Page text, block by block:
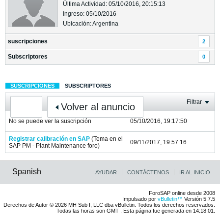
Última Actividad: 05/10/2016, 20:15:13
Ingreso: 05/10/2016
Ubicación: Argentina
suscripciones 2
Subscriptores 0
SUSCRIPCIONES SUBSCRIPTORES
Volver al anuncio Filtrar
No se puede ver la suscripción 05/10/2016, 19:17:50
Registrar calibración en SAP (Tema en el
SAP PM - Plant Maintenance foro) 09/11/2017, 19:57:16
Spanish AYUDAR CONTÁCTENOS IR AL INICIO
ForoSAP online desde 2008
Impulsado por vBulletin™ Versión 5.7.5
Derechos de Autor © 2026 MH Sub I, LLC dba vBulletin. Todos los derechos reservados.
Todas las horas son GMT . Esta página fue generada en 14:18:01.